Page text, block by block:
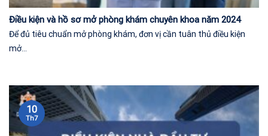
Điều kiện và hồ sơ mở phòng khám chuyên khoa năm 2024
Để đủ tiêu chuẩn mở phòng khám, đơn vị cần tuân thủ điều kiện
mở...
10
Th7